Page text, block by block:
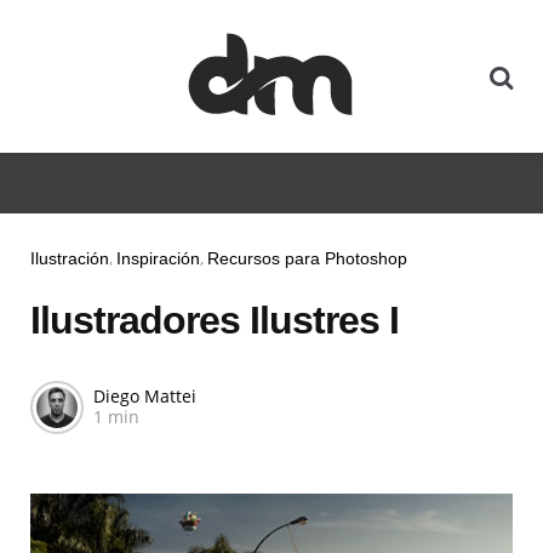
Ilustración Inspiración Recursos para Photoshop
Ilustradores Ilustres I
Diego Mattei
1 min